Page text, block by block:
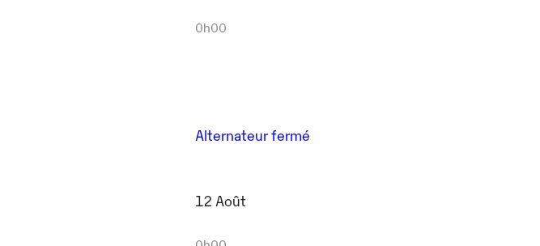
0h00
Alternateur fermé
12 Août